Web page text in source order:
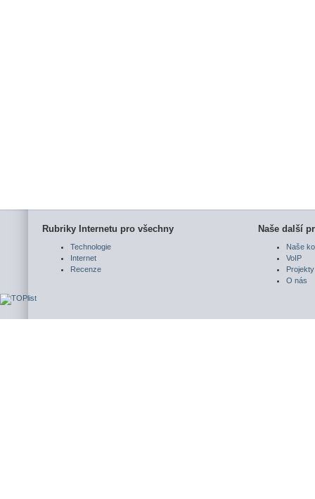
Rubriky Internetu pro všechny
Technologie
Internet
Recenze
Naše další
Naše
VoIP
Projekty
O nás